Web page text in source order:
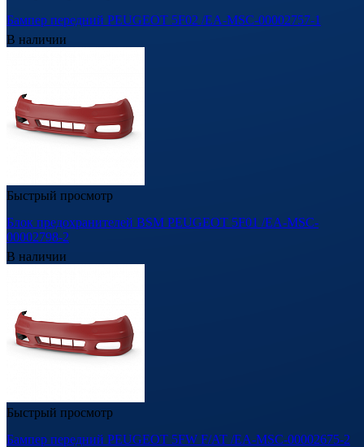
Бампер передний PEUGEOT 5F02 /EA-MSC-00002757-1
В наличии
Быстрый просмотр
Блок предохранителей BSM PEUGEOT 5F01 /EA-MSC-
00002798-2
В наличии
Быстрый просмотр
Бампер передний PEUGEOT 5FW F/AT /EA-MSC-00002675-2